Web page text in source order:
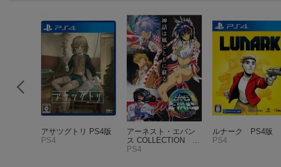
アサツグトリ PS4版
PS4
アーネスト・エバン
ス COLLECTION P
S4版
PS4
ルナーク PS4版
PS4